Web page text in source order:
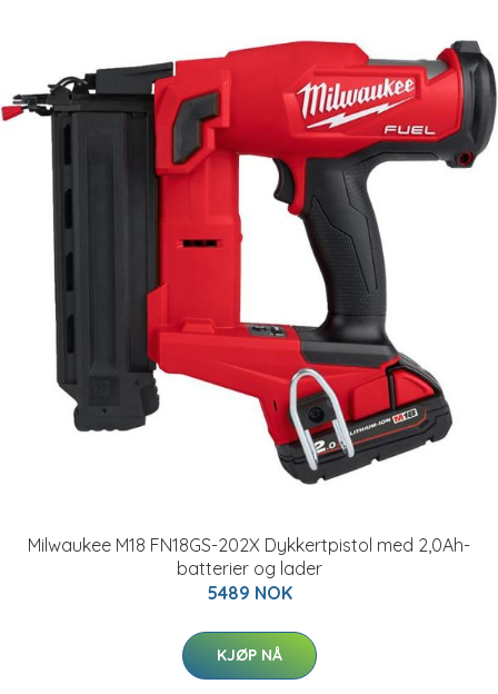
Milwaukee M18 FN18GS-202X Dykkertpistol med 2,0Ah-
batterier og lader
5489 NOK
KJØP NÅ